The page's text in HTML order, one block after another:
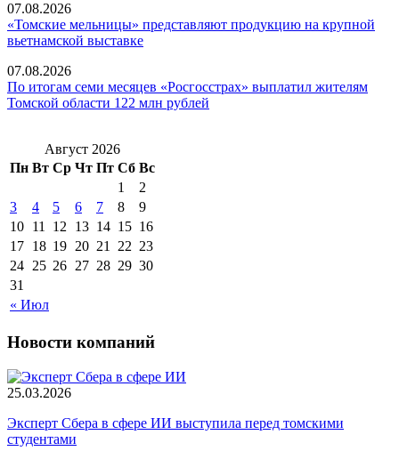
07.08.2026
«Томские мельницы» представляют продукцию на крупной
вьетнамской выставке
07.08.2026
По итогам семи месяцев «Росгосстрах» выплатил жителям
Томской области 122 млн рублей
Август 2026
Пн Вт Ср Чт Пт Сб Вс
« Июл
1
2
3
4 5 6 7 8
9
10 11 12 13 14 15 16
17 18 19 20 21 22 23
24 25 26 27 28 29 30
31
Новости компаний
25.03.2026
Эксперт Сбера в сфере ИИ выступила перед томскими
студентами